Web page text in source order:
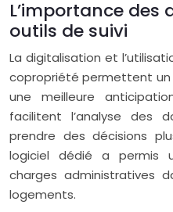
L’importance des
outils de suivi
La digitalisation et
copropriété permettent un
une meilleure
facilitent l’analyse des
prendre des décisions
logiciel dédié a permis
charges administratives
logements.